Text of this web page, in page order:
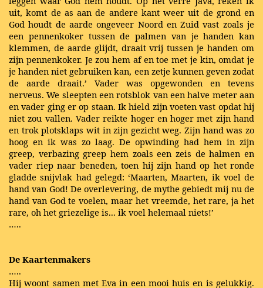
uit, komt de as aan de andere kant weer uit de grond en
God houdt de aarde ongeveer Noord en Zuid vast zoals je
een pennenkoker tussen de palmen van je handen kan
klemmen, de aarde glijdt, draait vrij tussen je handen om
zijn pennenkoker. Je zou hem af en toe met je kin, omdat je
je handen niet gebruiken kan, een zetje kunnen geven zodat
de aarde draait.’ Vader was opgewonden en tevens
nerveus. We sleepten een rotsblok van een halve meter aan
en vader ging er op staan. Ik hield zijn voeten vast opdat hij
niet zou vallen. Vader reikte hoger en hoger met zijn hand
en trok plotsklaps wit in zijn gezicht weg. Zijn hand was zo
hoog en ik was zo laag. De opwinding had hem in zijn
greep, verbazing greep hem zoals een zeis de halmen en
vader riep naar beneden, toen hij zijn hand op het ronde
gladde snijvlak had gelegd: ‘Maarten, Maarten, ik voel de
hand van God! De overlevering, de mythe gebiedt mij nu de
hand van God te voelen, maar het vreemde, het rare, ja het
rare, oh het griezelige is... ik voel helemaal niets!’
…..
De Kaartenmakers
…..
Hij woont samen met Eva in een mooi huis en is gelukkig.